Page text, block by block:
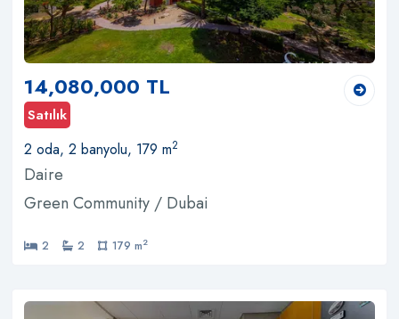
14,080,000 TL
Satılık
2 oda, 2 banyolu, 179 m2
Daire
Green Community / Dubai
2 2 179 m2